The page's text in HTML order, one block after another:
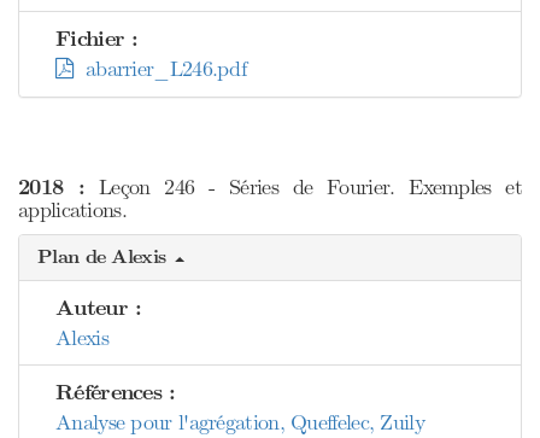
Fichier :
abarrier_L246.pdf
2018 : Leçon 246 - Séries de Fourier. Exemples et
applications.
Plan de Alexis
Auteur :
Alexis
Références :
Analyse pour l'agrégation, Queffelec, Zuily